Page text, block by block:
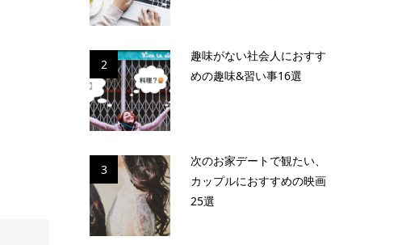
2
趣味がない社会人におすす
めの趣味&習い事16選
3
次のお家デートで観たい、
カップルにおすすめの映画
25選